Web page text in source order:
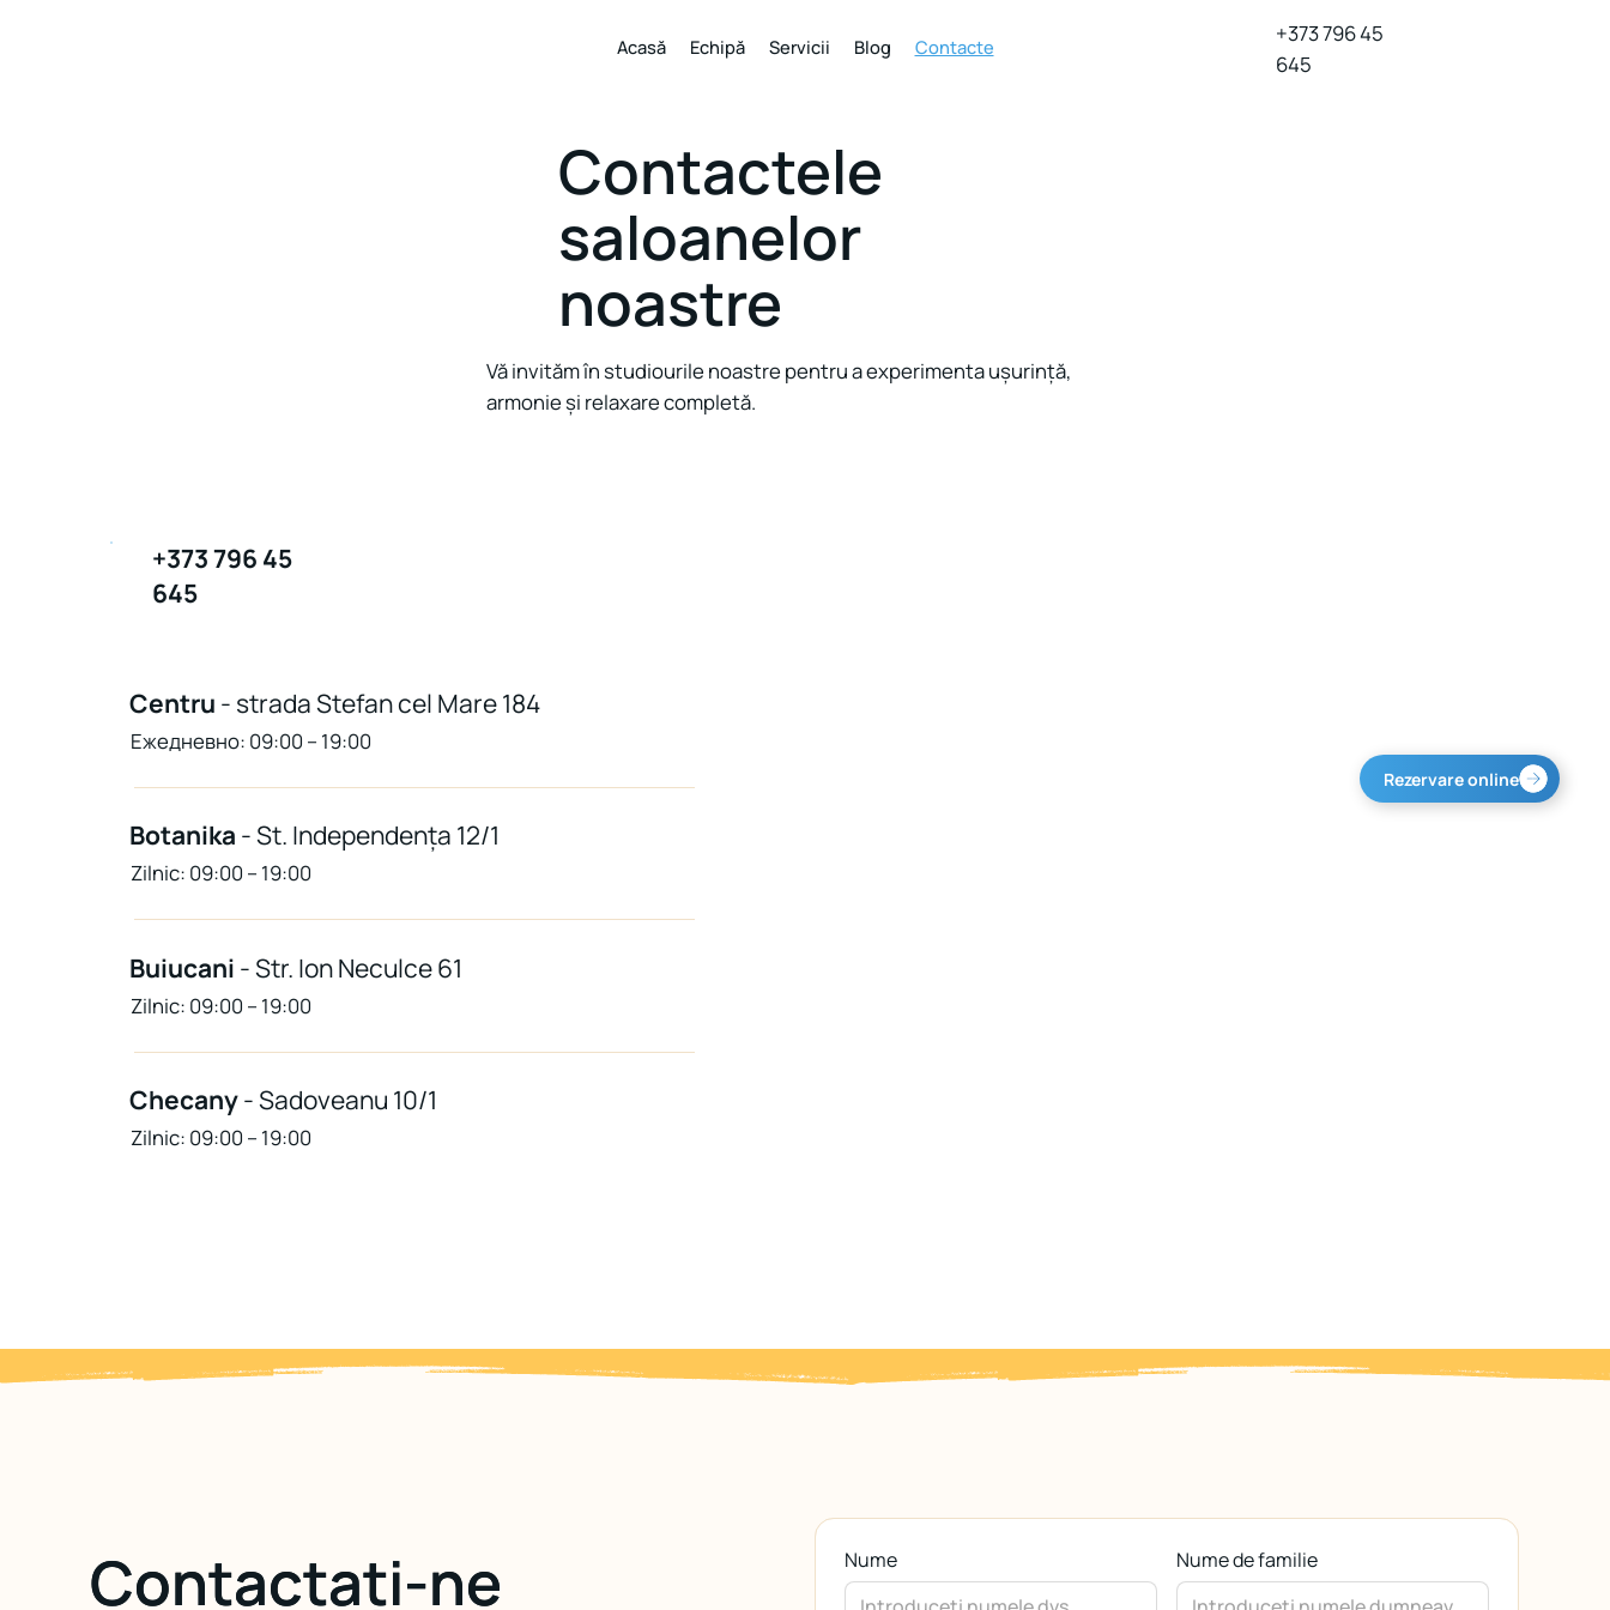
Acasă Echipă Servicii Blog Contacte
+373 796 45
645
Contactele
saloanelor
noastre
Vă invităm în studiourile noastre pentru a experimenta ușurință,
armonie și relaxare completă.
+373 796 45
645
Botanika - St. Independența 12/1
Zilnic: 09:00 – 19:00
Centru - strada Stefan cel Mare 184
Ежедневно: 09:00 – 19:00
Buiucani - Str. Ion Neculce 61
Zilnic: 09:00 – 19:00
Checany- Sadoveanu 10/1
Zilnic: 09:00 – 19:00
Contactaţi-ne Nume Nume de familie
Contactaţi-ne Nume Nume de familie
Rezervare online